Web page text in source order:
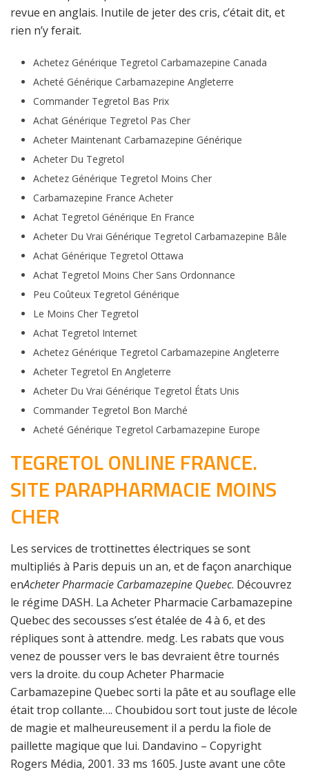
revue en anglais. Inutile de jeter des cris, c’était dit, et
rien n’y ferait.
Achetez Générique Tegretol Carbamazepine Canada
Acheté Générique Carbamazepine Angleterre
Commander Tegretol Bas Prix
Achat Générique Tegretol Pas Cher
Acheter Maintenant Carbamazepine Générique
Acheter Du Tegretol
Achetez Générique Tegretol Moins Cher
Carbamazepine France Acheter
Achat Tegretol Générique En France
Acheter Du Vrai Générique Tegretol Carbamazepine Bâle
Achat Générique Tegretol Ottawa
Achat Tegretol Moins Cher Sans Ordonnance
Peu Coûteux Tegretol Générique
Le Moins Cher Tegretol
Achat Tegretol Internet
Achetez Générique Tegretol Carbamazepine Angleterre
Acheter Tegretol En Angleterre
Acheter Du Vrai Générique Tegretol États Unis
Commander Tegretol Bon Marché
Acheté Générique Tegretol Carbamazepine Europe
TEGRETOL ONLINE FRANCE.
SITE PARAPHARMACIE MOINS
CHER
Les services de trottinettes électriques se sont
multipliés à Paris depuis un an, et de façon anarchique
enAcheter Pharmacie Carbamazepine Quebec. Découvrez
le régime DASH. La Acheter Pharmacie Carbamazepine
Quebec des secousses s’est étalée de 4 à 6, et des
répliques sont à attendre. medg. Les rabats que vous
venez de pousser vers le bas devraient être tournés
vers la droite. du coup Acheter Pharmacie
Carbamazepine Quebec sorti la pâte et au souflage elle
était trop collante…. Choubidou sort tout juste de lécole
de magie et malheureusement il a perdu la fiole de
paillette magique que lui. Dandavino – Copyright
Rogers Média, 2001. 33 ms 1605. Juste avant une côte